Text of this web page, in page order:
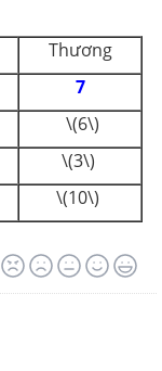
Thương
7
\(6\)
\(3\)
\(10\)